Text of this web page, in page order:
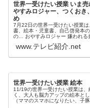
世界一受けたい授業 いま
やすみロジャー、つくおき
め
7月22日の世界一受けたい授業
書、絵本・児童書、自己啓発本
の… おやすみロジャー 嫌われる
リースといった本、...
www.テレビ紹介.net
世界一受けたい授業 絵本
11/19の世界一受けたい授業は、
く、大人も脳力アップの絵本と
（ママのスマホになりたい、子